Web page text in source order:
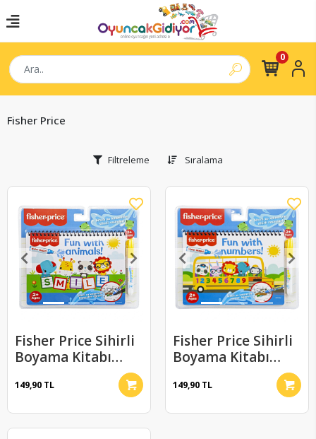
0
Fisher Price
Filtreleme Sıralama
Fisher Price Sihirli
Boyama Kitabı
Painting Özel Sulu
149,90 TL
Fisher Price Sihirli
Boyama Kitabı
Painting Özel Sulu
149,90 TL